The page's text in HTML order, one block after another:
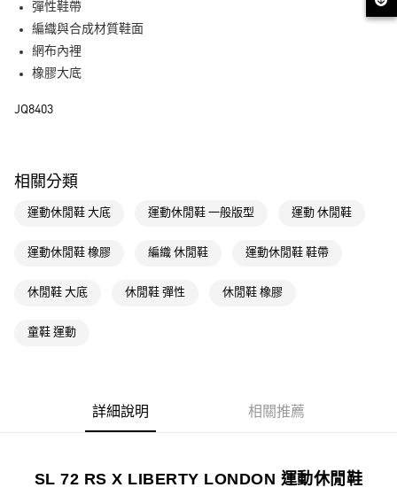
LINE Pay
全家取貨付款
付款後全家取貨
每筆NT$80，滿NT$1,500(含以上)免運費
付款後萊爾富取貨
7-11取貨付款
每筆NT$80，滿NT$1,500(含以上)免運費
每筆NT$80，滿NT$1,500(含以上)免運費
彈性鞋帶
編織與合成材質鞋面
網布內裡
橡膠大底
JQ8403
相關分類
運動休閒鞋 大底 運動休閒鞋 一般版型 運動 休閒鞋
運動休閒鞋 橡膠 編織 休閒鞋 運動休閒鞋 鞋帶
休閒鞋 大底 休閒鞋 彈性 休閒鞋 橡膠
童鞋 運動
詳細說明 相關推薦
SL 72 RS X LIBERTY LONDON 運動休閒鞋